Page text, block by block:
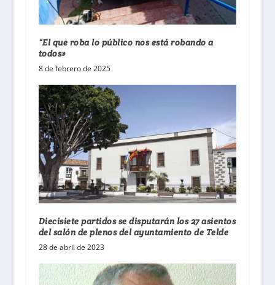
“El que roba lo público nos está robando a
todos»
8 de febrero de 2025
Diecisiete partidos se disputarán los 27 asientos
del salón de plenos del ayuntamiento de Telde
28 de abril de 2023